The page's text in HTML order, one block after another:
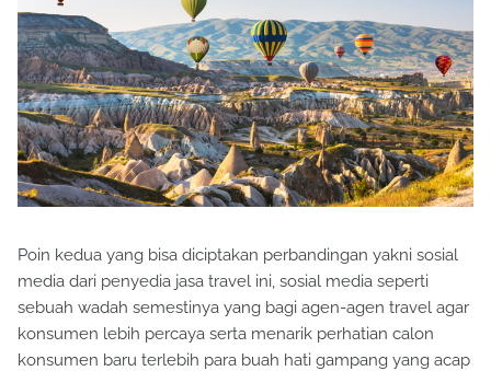
Poin kedua yang bisa diciptakan perbandingan yakni sosial
media dari penyedia jasa travel ini, sosial media seperti
sebuah wadah semestinya yang bagi agen-agen travel agar
konsumen lebih percaya serta menarik perhatian calon
konsumen baru terlebih para buah hati gampang yang acap